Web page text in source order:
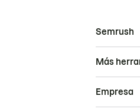
Semrush
Más
Empresa